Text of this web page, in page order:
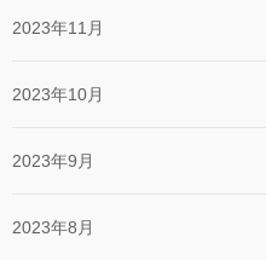
2023年11月
2023年10月
2023年9月
2023年8月